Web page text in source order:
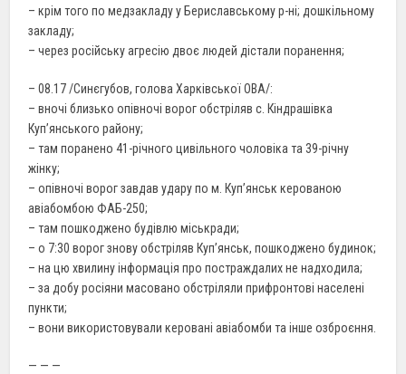
– крім того по медзакладу у Бериславському р-ні; дошкільному
закладу;
– через російську агресію двоє людей дістали поранення;
– 08.17 /Синєгубов, голова Харківської ОВА/:
– вночі близько опівночі ворог обстріляв с. Кіндрашівка
Куп’янського району;
– там поранено 41-річного цивільного чоловіка та 39-річну
жінку;
– опівночі ворог завдав удару по м. Куп’янськ керованою
авіабомбою ФАБ-250;
– там пошкоджено будівлю міськради;
– о 7:30 ворог знову обстріляв Куп’янськ, пошкоджено будинок;
– на цю хвилину інформація про постраждалих не надходила;
– за добу росіяни масовано обстріляли прифронтові населені
пункти;
– вони використовували керовані авіабомби та інше озброєння.
— — —